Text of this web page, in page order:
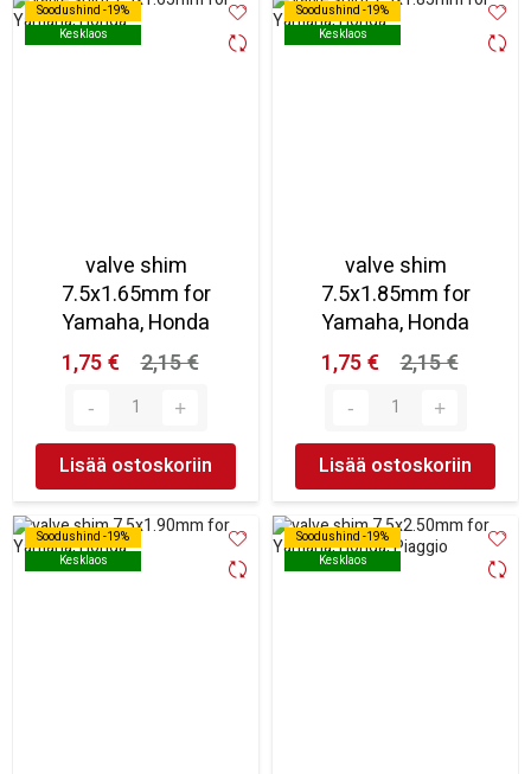
Soodushind -19%
Kesklaos
Soodushind -19%
Kesklaos
valve shim
7.5x1.65mm for
Yamaha, Honda
1,75 €
2,15 €
Lisää ostoskoriin
Soodushind -19%
Kesklaos
Soodushind -19%
Kesklaos
valve shim
7.5x1.85mm for
Yamaha, Honda
1,75 €
2,15 €
Lisää ostoskoriin
Soodushind -19%
Kesklaos
Soodushind -19%
Kesklaos
Soodushind -19%
Kesklaos
Soodushind -19%
Kesklaos